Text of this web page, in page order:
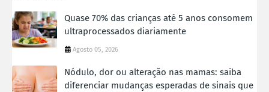
Quase 70% das crianças até 5 anos consomem
ultraprocessados diariamente
Agosto 05, 2026
Nódulo, dor ou alteração nas mamas: saiba
diferenciar mudanças esperadas de sinais que